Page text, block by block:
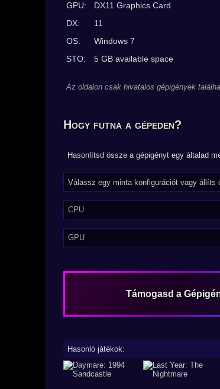
GPU:
DX11 Graphics Card
DX:
11
OS:
Windows 7
STO:
5 GB available space
Az oldalon csak hivatalos gépigények
Hogy futna a gépeden?
Hasonlítsd össze a gépigényt egy általad
CPU
GPU
Támogasd a
Hasonló játékok: